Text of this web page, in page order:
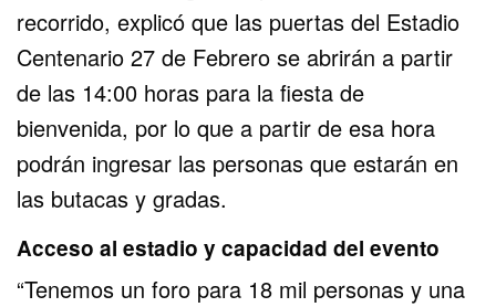
recorrido, explicó que las puertas del Estadio
Centenario 27 de Febrero se abrirán a partir
de las 14:00 horas para la fiesta de
bienvenida, por lo que a partir de esa hora
podrán ingresar las personas que estarán en
las butacas y gradas.
Acceso al estadio y capacidad del evento
“Tenemos un foro para 18 mil personas y una